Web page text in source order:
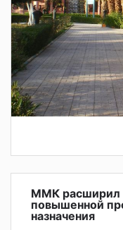
ММК расширил
повышенной
назначения